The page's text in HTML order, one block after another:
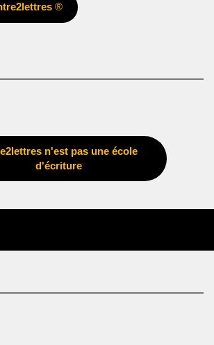
®
n'est pas une école
d'écriture